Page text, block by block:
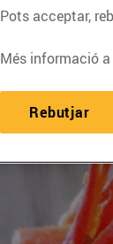
Pots acceptar,
Més informació a
Rebutjar